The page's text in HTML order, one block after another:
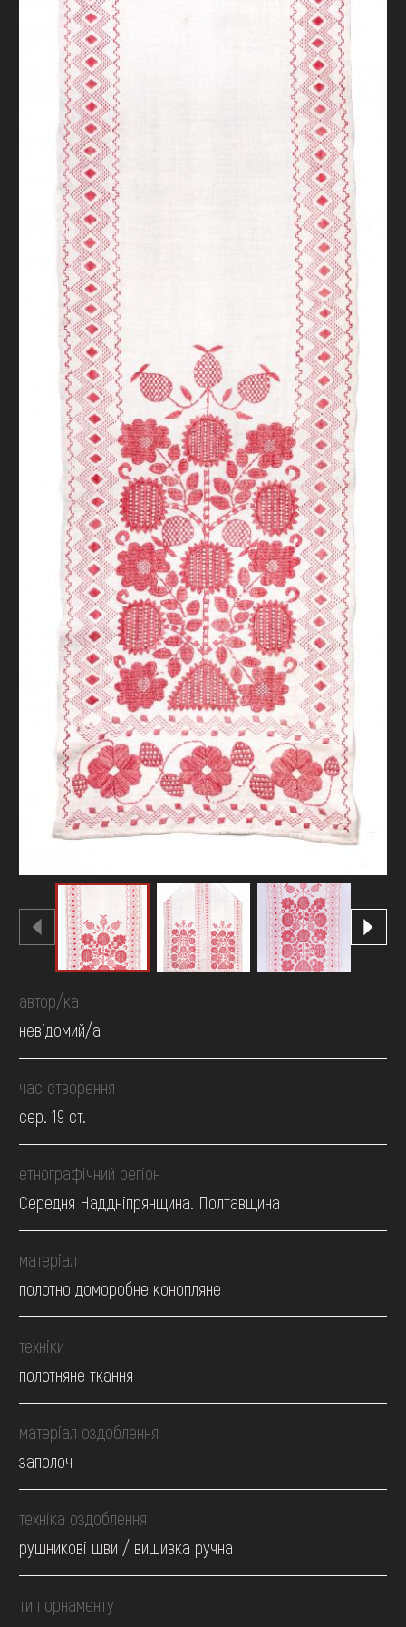
ОНЛАЙН-КРАМНИЦЯ
ПІДТРИМАТИ
автор/ка
невідомий/а
час створення
сер. 19 ст.
етнографічний регіон
Середня Наддніпрянщина. Полтавщина
матеріал
полотно доморобне конопляне
техніки
полотняне ткання
матеріал оздоблення
заполоч
техніка оздоблення
рушникові шви / вишивка ручна
тип орнаменту